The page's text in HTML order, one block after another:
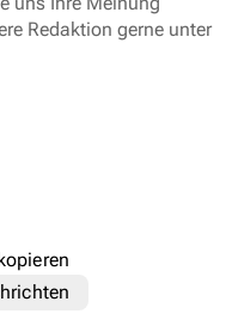
Redaktion gerne unter